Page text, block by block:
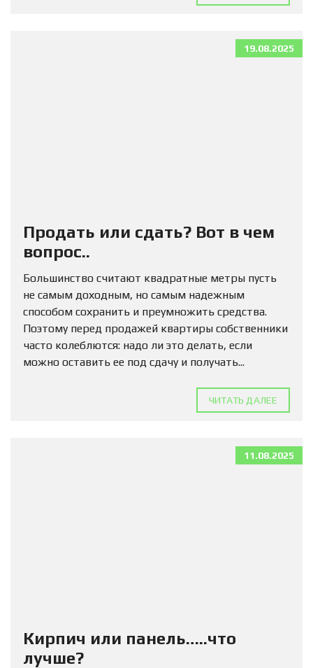
19.08.2025
Продать или сдать? Вот в чем
вопрос..
Большинство считают квадратные метры пусть
не самым доходным, но самым надежным
способом сохранить и преумножить средства.
Поэтому перед продажей квартиры собственники
часто колеблются: надо ли это делать, если
можно оставить ее под сдачу и получать...
ЧИТАТЬ ДАЛЕЕ
11.08.2025
Кирпич или панель…..что
лучше?